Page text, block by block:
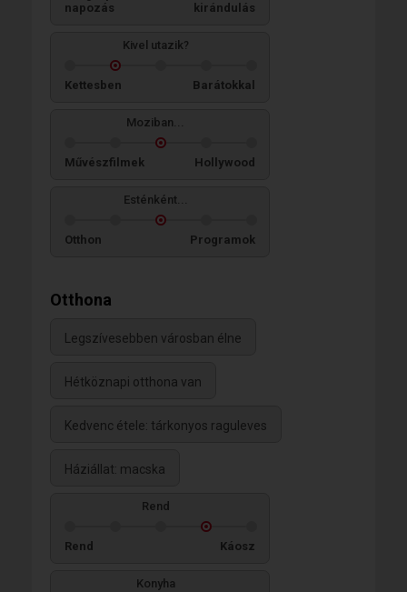
napozás
kirándulás
Kivel utazik?
Kettesben Barátokkal
Moziban...
Művészfilmek Hollywood
Esténként...
Otthon Programok
Otthona
Legszívesebben városban élne
Hétköznapi otthona van
Kedvenc étele: tárkonyos raguleves
Háziállat: macska
Rend
Rend Káosz
Konyha